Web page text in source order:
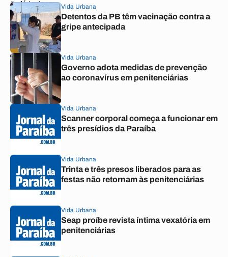
Vida Urbana
Detentos da PB têm vacinação contra a
gripe antecipada
Vida Urbana
Governo adota medidas de prevenção
ao coronavírus em penitenciárias
Vida Urbana
Scanner corporal começa a funcionar em
três presídios da Paraíba
Vida Urbana
Trinta e três presos liberados para as
festas não retornam às penitenciárias
Vida Urbana
Seap proíbe revista íntima vexatória em
penitenciárias